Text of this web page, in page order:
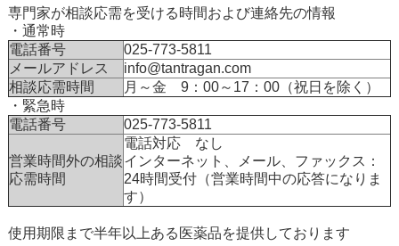
専門家が相談応需を受ける時間および連絡先の情報
・通常時
電話番号
025-773-5811
メールアドレス
info@tantragan.com
相談応需時間
月～金 9：00～17：00（祝日を除く）
・緊急時
電話番号
025-773-5811
営業時間外の相談
応需時間
電話対応 なし
インターネット、メール、ファックス：
24時間受付（営業時間中の応答になりま
す）
使用期限まで半年以上ある医薬品を提供しております